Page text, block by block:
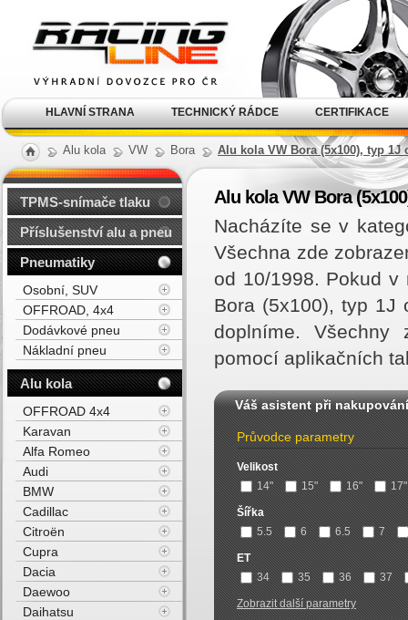
Alu kola VW Bora Alu kola VW Bora (5x100), typ 1J
Alu kola VW Bora
Nacházíte se v
Všechna zde
od 10/1998. Pokud v
Bora (5x100), typ 1J
doplníme. Všechny
pomocí aplikačních
Váš asistent při nakupování
Průvodce parametry
Velikost
14"
15" 16" 17"
Šířka
5.5
6 6.5 7
ET
34
35 36 37
Zobrazit další parametry
TPMS-snímače tlaku
Příslušenství alu a pneu
Pneumatiky
Osobní, SUV
OFFROAD, 4x4
Dodávkové pneu
Nákladní pneu
Alu kola
OFFROAD 4x4
Karavan
Alfa Romeo
Audi
BMW
Cadillac
Citroën
Cupra
Dacia
Daewoo
Daihatsu
kola Racing Line
HLAVNÍ STRANA TECHNICKÝ RÁDCE CERTIFIKACE